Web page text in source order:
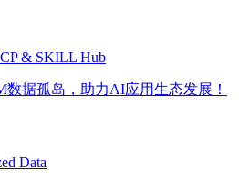
& SKILL Hub
数据孤岛，助力AI应用生态发展！
Data